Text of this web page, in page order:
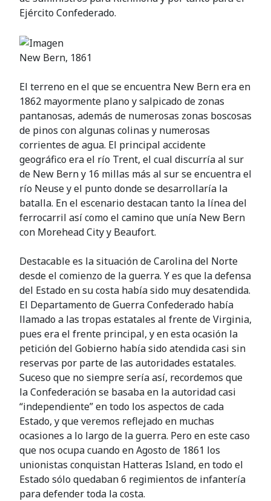
Ejército Confederado.
New Bern, 1861
El terreno en el que se encuentra New Bern era en
1862 mayormente plano y salpicado de zonas
pantanosas, además de numerosas zonas boscosas
de pinos con algunas colinas y numerosas
corrientes de agua. El principal accidente
geográfico era el río Trent, el cual discurría al sur
de New Bern y 16 millas más al sur se encuentra el
río Neuse y el punto donde se desarrollaría la
batalla. En el escenario destacan tanto la línea del
ferrocarril así como el camino que unía New Bern
con Morehead City y Beaufort.
Destacable es la situación de Carolina del Norte
desde el comienzo de la guerra. Y es que la defensa
del Estado en su costa había sido muy desatendida.
El Departamento de Guerra Confederado había
llamado a las tropas estatales al frente de Virginia,
pues era el frente principal, y en esta ocasión la
petición del Gobierno había sido atendida casi sin
reservas por parte de las autoridades estatales.
Suceso que no siempre sería así, recordemos que
la Confederación se basaba en la autoridad casi
“independiente” en todo los aspectos de cada
Estado, y que veremos reflejado en muchas
ocasiones a lo largo de la guerra. Pero en este caso
que nos ocupa cuando en Agosto de 1861 los
unionistas conquistan Hatteras Island, en todo el
Estado sólo quedaban 6 regimientos de infantería
para defender toda la costa.